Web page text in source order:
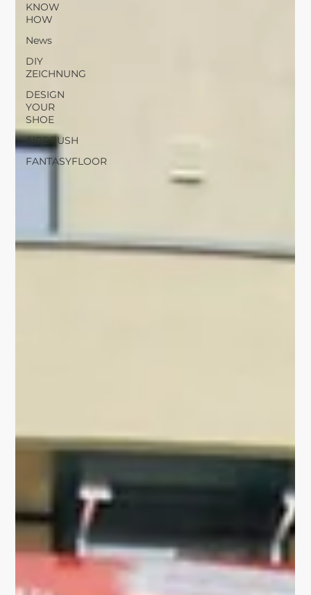
KNOW
HOW
News
DIY
ZEICHNUNG
DESIGN
YOUR
SHOE
AIRBRUSH
FANTASYFLOOR